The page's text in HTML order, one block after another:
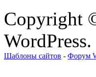
Copyright
WordPress.
Шаблоны сайтов - Форум